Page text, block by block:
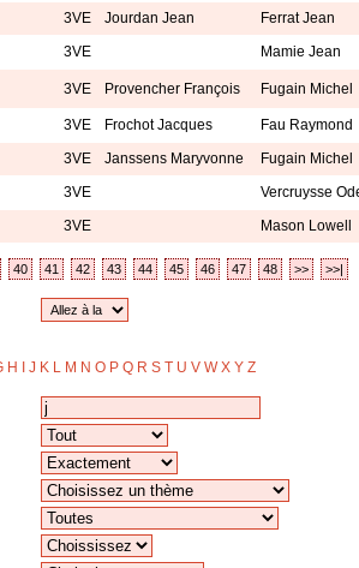
3VE Jourdan Jean
Ferrat Jean
3VE Mamie Jean
3VE Provencher François Fugain Michel
3VE Frochot Jacques
Fau Raymond
3VE Janssens Maryvonne
Fugain Michel
3VE
Vercruysse
3VE Mason Lowell
40 41 42 43 44 45 46 47 48 >> >>|
H J K L M N O P Q R S T U V W X Y Z